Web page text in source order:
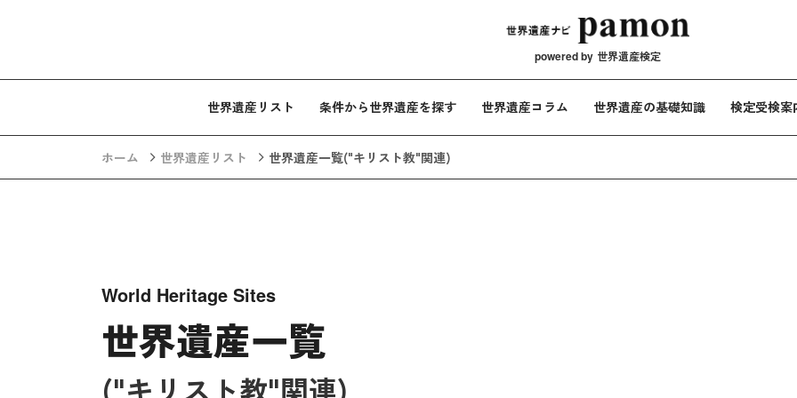
メインナビゲ
powered by 世界遺産検定
世界遺産リスト 条件から世界遺産を探す 世界遺産コラム 世界遺産の基礎知識 検定受検案
ホーム 世界遺産リスト 世界遺産一覧("キリスト教"関連)
World Heritage Sites
世界遺産一覧
("キリスト教"関連)